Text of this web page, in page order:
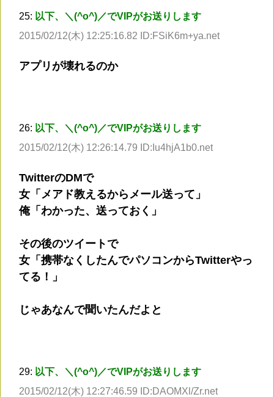
25: 以下、＼(^o^)／でVIPがお送りします
2015/02/12(木) 12:25:16.82 ID:FSiK6m+ya.net
アプリが壊れるのか
26: 以下、＼(^o^)／でVIPがお送りします
2015/02/12(木) 12:26:14.79 ID:Iu4hjA1b0.net
TwitterのDMで
女「メアド教えるからメール送って」
俺「わかった、送っておく」
その後のツイートで
女「携帯なくしたんでパソコンからTwitterやっ
てる！」
じゃあなんで聞いたんだよと
29: 以下、＼(^o^)／でVIPがお送りします
2015/02/12(木) 12:27:46.59 ID:DAOMXl/Zr.net